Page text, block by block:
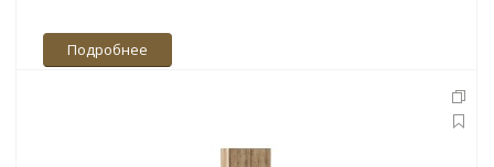
Подробнее